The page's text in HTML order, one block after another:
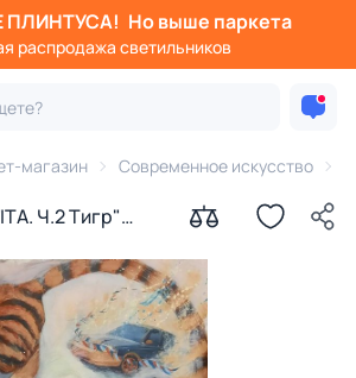
ПЛИНТУСА! Но выше паркета
распродажа светильников
магазин Современное искусство
Ч.2 Тигр"